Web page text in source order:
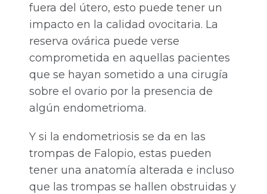
fuera del útero, esto puede tener un
impacto en la calidad ovocitaria. La
reserva ovárica puede verse
comprometida en aquellas pacientes
que se hayan sometido a una cirugía
sobre el ovario por la presencia de
algún endometrioma.
Y si la endometriosis se da en las
trompas de Falopio, estas pueden
tener una anatomía alterada e incluso
que las trompas se hallen obstruidas y